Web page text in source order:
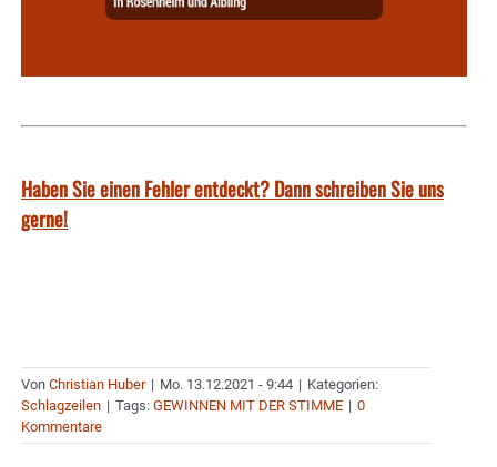
Haben Sie einen Fehler entdeckt? Dann schreiben Sie uns
gerne!
Von Christian Huber | Mo. 13.12.2021 - 9:44 | Kategorien:
Schlagzeilen | Tags: GEWINNEN MIT DER STIMME | 0
Kommentare